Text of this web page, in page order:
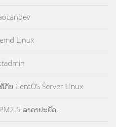
Linux
ບ CentOS Server Linux
ລາຄາປະຢັດ.